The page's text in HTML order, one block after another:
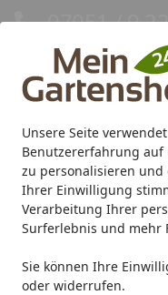
Unsere Seite
Benutzererfahrung auf
zu personalisieren
Ihrer Einwilligung
Verarbeitung Ihrer
Surferlebnis und mehr
Sie können Ihre
oder widerrufen.
07051 / 9
Gartenhaus
Marken Sale %